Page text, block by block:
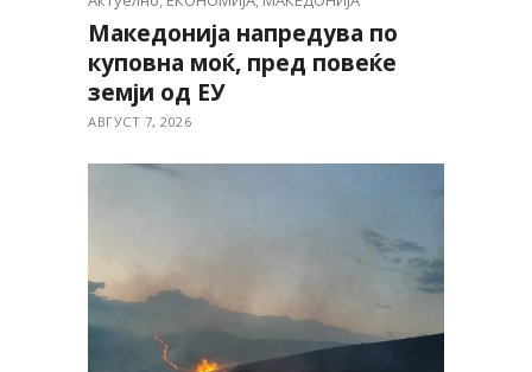
Македонија напредува по
куповна моќ, пред повеќе
земји од ЕУ
АВГУСТ 7, 2026